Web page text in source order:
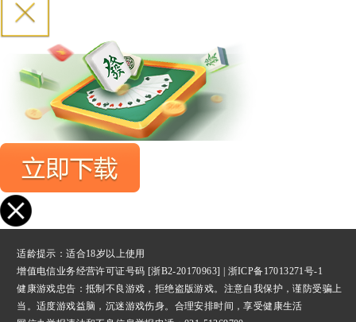
适龄提示：适合18岁以上使用
增值电信业务经营许可证号码 [浙B2-20170963] | 浙ICP备17013271号-1
健康游戏忠告：抵制不良游戏，拒绝盗版游戏。注意自我保护，谨防受骗上
当。适度游戏益脑，沉迷游戏伤身。合理安排时间，享受健康生活